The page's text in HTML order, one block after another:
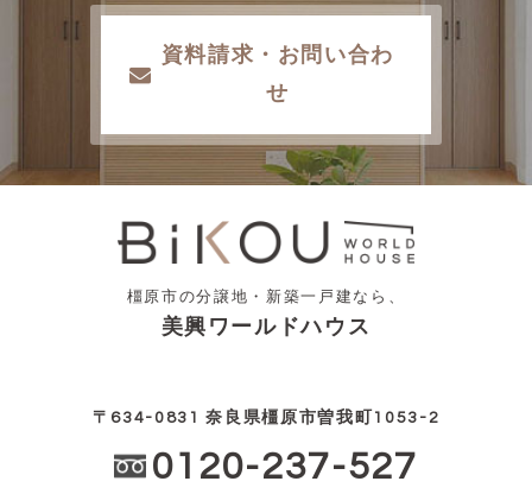
資料請求・お問い合わ
せ
橿原市の分譲地・新築一戸建なら、
美興ワールドハウス
〒634-0831 奈良県橿原市曽我町1053-2
0120-237-527